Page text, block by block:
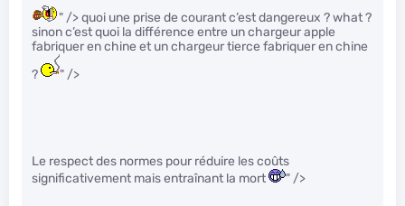
" /> quoi une prise de courant c’est dangereux ? what ?
sinon c’est quoi la différence entre un chargeur apple
fabriquer en chine et un chargeur tierce fabriquer en chine
?
" />
Le respect des normes pour réduire les coûts
significativement mais entraînant la mort
" />